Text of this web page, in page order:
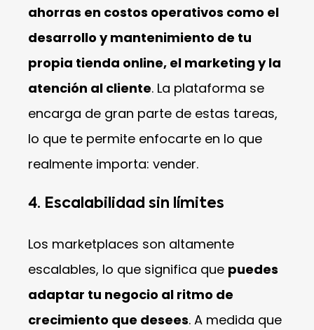
ahorras en costos operativos como el
desarrollo y mantenimiento de tu
propia tienda online, el marketing y la
atención al cliente. La plataforma se
encarga de gran parte de estas tareas,
lo que te permite enfocarte en lo que
realmente importa: vender.
4. Escalabilidad sin límites
Los marketplaces son altamente
escalables, lo que significa que puedes
adaptar tu negocio al ritmo de
crecimiento que desees. A medida que